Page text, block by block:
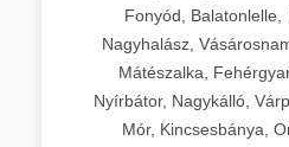
Fonyód, Balatonlelle,
Nagyhalász,
Mátészalka,
Nyírbátor, Nagykálló,
Mór, Kincsesbánya,